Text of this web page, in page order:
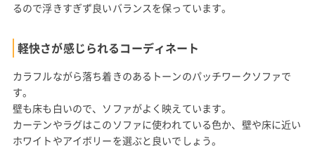
るので浮きすぎず良いバランスを保っています。
軽快さが感じられるコーディネート
カラフルながら落ち着きのあるトーンのパッチワークソファで
す。
壁も床も白いので、ソファがよく映えています。
カーテンやラグはこのソファに使われている色か、壁や床に近い
ホワイトやアイボリーを選ぶと良いでしょう。